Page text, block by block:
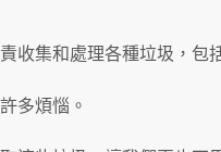
收集和處理各種垃圾，包
多煩惱。